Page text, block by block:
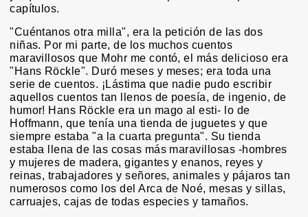
capítulos.
"Cuéntanos otra milla", era la petición de las dos
niñas. Por mi parte, de los muchos cuentos
maravillosos que Mohr me contó, el más delicioso era
"Hans Röckle". Duró meses y meses; era toda una
serie de cuentos. ¡Lástima que nadie pudo escribir
aquellos cuentos tan llenos de poesía, de ingenio, de
humor! Hans Röckle era un mago al esti- lo de
Hoffmann, que tenía una tienda de juguetes y que
siempre estaba "a la cuarta pregunta". Su tienda
estaba llena de las cosas más maravillosas -hombres
y mujeres de madera, gigantes y enanos, reyes y
reinas, trabajadores y señores, animales y pájaros tan
numerosos como los del Arca de Noé, mesas y sillas,
carruajes, cajas de todas especies y tamaños.